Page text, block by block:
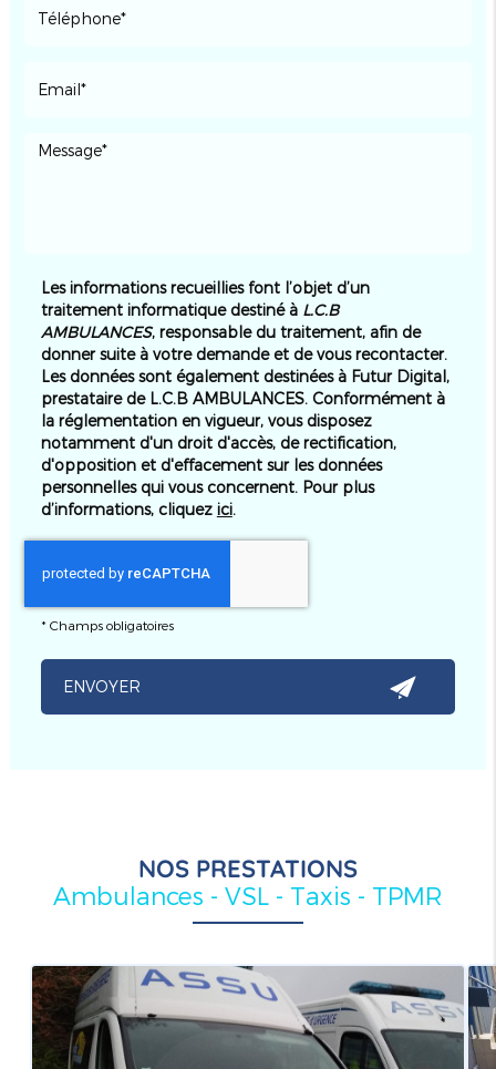
Les informations recueillies font l’objet d’un
traitement informatique destiné àL.C.B
AMBULANCES, responsable du traitement, afin de
donner suite à votre demande et de vous recontacter.
Les données sont également destinées à Futur Digital,
prestataire de L.C.B AMBULANCES. Conformément à
la réglementation en vigueur, vous disposez
notamment d'un droit d'accès, de rectification,
d'opposition et d'effacement sur les données
personnelles qui vous concernent. Pour plus
d’informations, cliquez ici.
* Champs obligatoires
NOS PRESTATIONS
Ambulances - VSL - Taxis - TPMR